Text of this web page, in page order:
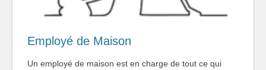
Employé de Maison
Un employé de maison est en charge de tout ce qui